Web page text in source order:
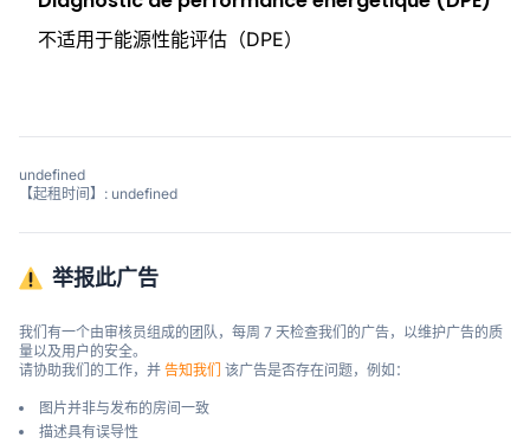
不适用于能源性能评估（DPE）
undefined
【起租时间】: undefined
举报此广告
我们有一个由审核员组成的团队，每周 7 天检查我们的广告，以维护广告的质
量以及用户的安全。
请协助我们的工作，并 告知我们 该广告是否存在问题，例如：
图片并非与发布的房间一致
描述具有误导性